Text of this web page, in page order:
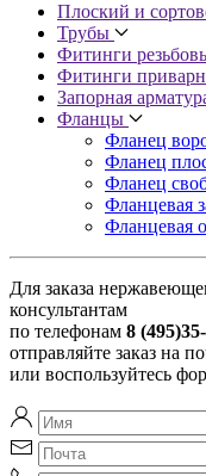
Плоский и
Трубы
Фитинги
Фитинги
Запорная
Фланцы
Фланец
Фланец
Фланец
Фланцевая
Фланцевая
Для заказа
консультантам
по телефонам 8
отправляйте заказ на
или воспользуйтесь